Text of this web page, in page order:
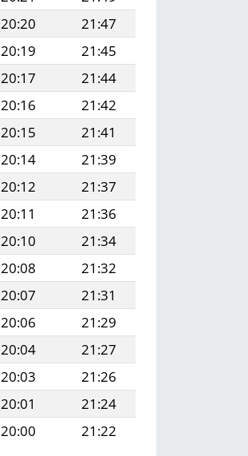
20:20
21:47
20:19
21:45
20:17
21:44
20:16
21:42
20:15
21:41
20:14
21:39
20:12
21:37
20:11
21:36
20:10
21:34
20:08
21:32
20:07
21:31
20:06
21:29
20:04
21:27
20:03
21:26
20:01
21:24
20:00 21:22